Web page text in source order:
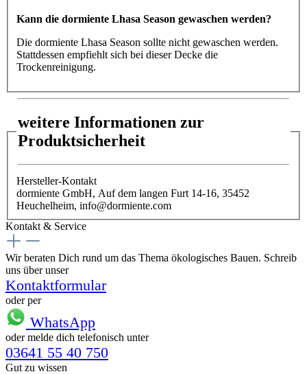
Kann die dormiente Lhasa Season gewaschen werden?
Die dormiente Lhasa Season sollte nicht gewaschen werden.
Stattdessen empfiehlt sich bei dieser Decke die
Trockenreinigung.
weitere Informationen zur
Produktsicherheit
Hersteller-Kontakt
dormiente GmbH, Auf dem langen Furt 14-16, 35452
Heuchelheim, info@dormiente.com
Kontakt & Service
Wir beraten Dich rund um das Thema ökologisches Bauen. Schreib
uns über unser
Kontaktformular
oder per
WhatsApp
oder melde dich telefonisch unter
03641 55 40 750
Gut zu wissen